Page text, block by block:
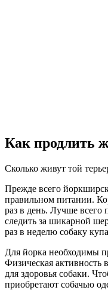
Как продлить
Сколько живут той
Прежде всего
правильном питании.
раз в день. Лучше всего
следить за шикарной
раз в неделю собаку
Для йорка необходимы
Физическая активность
для здоровья собаки.
приобретают собачью